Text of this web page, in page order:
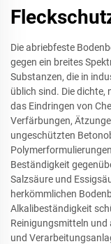
Die abriebfeste
gegen ein breites
Substanzen, die in
üblich sind. Die
das Eindringen von
Verfärbungen,
ungeschützten
Beständigkeit
Salzsäure und
herkömmlichen
Alkalibeständigkeit
Reinigungsmitteln und
und